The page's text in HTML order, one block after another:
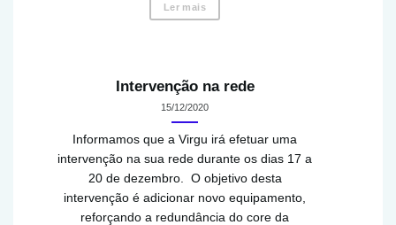
Ler mais
Intervenção na rede
15/12/2020
Informamos que a Virgu irá efetuar uma
intervenção na sua rede durante os dias 17 a
20 de dezembro. O objetivo desta
intervenção é adicionar novo equipamento,
reforçando a redundância do core da